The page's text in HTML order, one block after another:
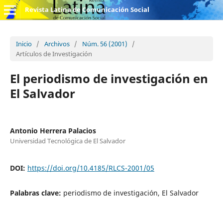
Revista Latina de Comunicación Social
Inicio / Archivos / Núm. 56 (2001)
/
Artículos de Investigación
El periodismo de investigación en
El Salvador
Antonio Herrera Palacios
Universidad Tecnológica de El Salvador
DOI: https://doi.org/10.4185/RLCS-2001/05
Palabras clave: periodismo de investigación, El Salvador